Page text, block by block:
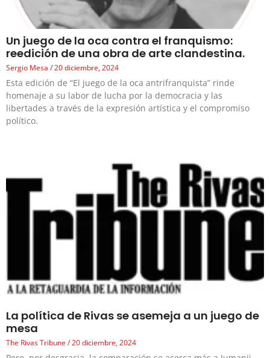
Un juego de la oca contra el franquismo:
reedición de una obra de arte clandestina.
Sergio Mesa 20 diciembre, 2024
Esta edición de “El juego de la oca antrifranquista” rinde
homenaje a su labor de lucha por la democracia y las
libertades a través de la expresión artística y el compromiso
político.
La política de Rivas se asemeja a un juego de
mesa
The Rivas Tribune 20 diciembre, 2024